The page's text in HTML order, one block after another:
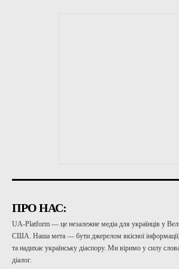
ПРО НАС:
UA-Platform — це незалежне медіа для українців у
США. Наша мета — бути джерелом якісної інформації,
та надихає українську діаспору. Ми віримо у силу
діалог.